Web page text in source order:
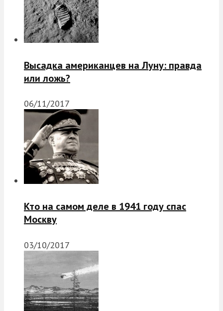
Высадка американцев на Луну: правда
или ложь?
06/11/2017
Кто на самом деле в 1941 году спас
Москву
03/10/2017